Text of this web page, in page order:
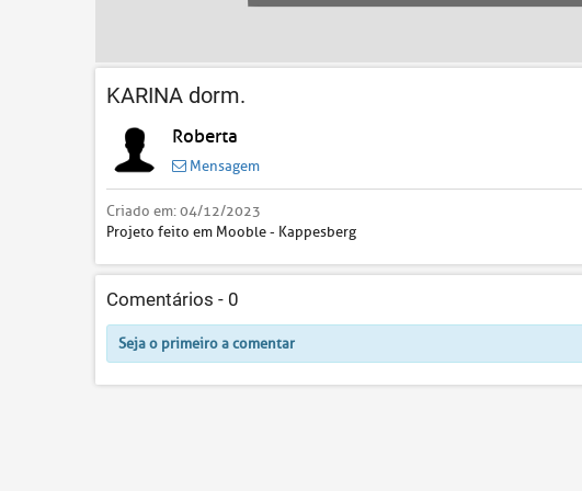
KARINA dorm.
Roberta
Mensagem
Criado em:04/12/2023
Projeto feito em Mooble - Kappesberg
Comentários - 0
Seja o primeiro a comentar